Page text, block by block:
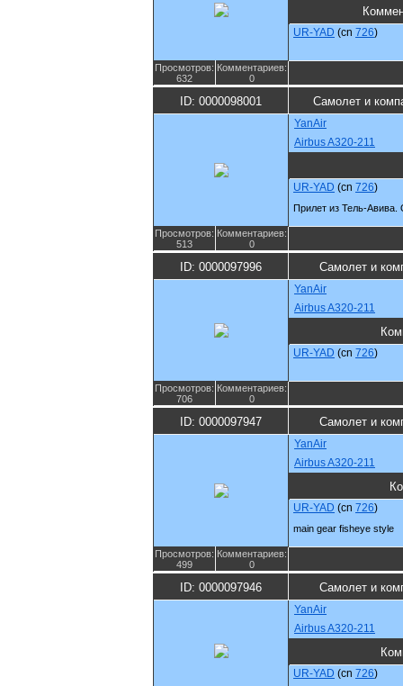
UR-YAD (cn 726)
Просмотров:
632
Комментариев:
0
ID: 0000098001 Самолет и
YanAir
Airbus A320-211
UR-YAD (cn 726)
Прилет из Тель-Авива.
Просмотров:
513
Комментариев:
0
ID: 0000097996 Самолет и
YanAir
Airbus A320-211
UR-YAD (cn 726)
Просмотров:
706
Комментариев:
0
ID: 0000097947 Самолет и
YanAir
Airbus A320-211
UR-YAD (cn 726)
main gear fisheye style
Просмотров:
499
Комментариев:
0
ID: 0000097946 Самолет и
YanAir
Airbus A320-211
UR-YAD (cn 726)